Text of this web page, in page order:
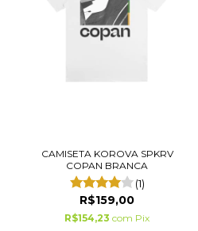
CAMISETA KOROVA SPKRV
COPAN BRANCA
(1)
R$159,00
R$154,23 com Pix